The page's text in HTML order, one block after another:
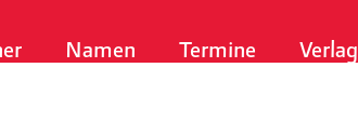
Namen Termine Verlag